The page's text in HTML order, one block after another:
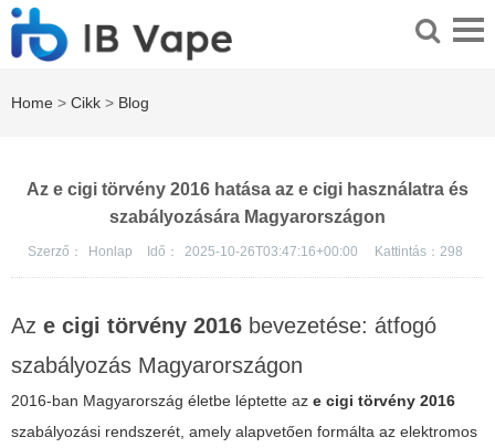
Home > Cikk > Blog
Az e cigi törvény 2016 hatása az e cigi használatra és
szabályozására Magyarországon
Szerző： Honlap Idő： 2025-10-26T03:47:16+00:00 Kattintás： 298
Az e cigi törvény 2016 bevezetése: átfogó
szabályozás Magyarországon
2016-ban Magyarország életbe léptette az e cigi törvény 2016
szabályozási rendszerét, amely alapvetően formálta az elektromos